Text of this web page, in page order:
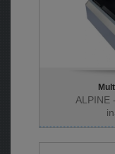
ALPINE